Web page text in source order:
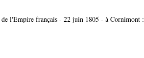
de l'Empire français - 22 juin 1805 - à Cornimont :